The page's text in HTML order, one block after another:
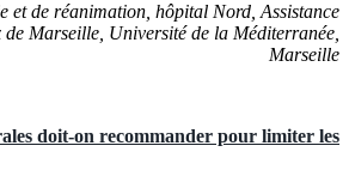
et de réanimation, hôpital Nord, Assistance
Marseille, Université de la Méditerranée,
Marseille
doit-on recommander pour limiter les